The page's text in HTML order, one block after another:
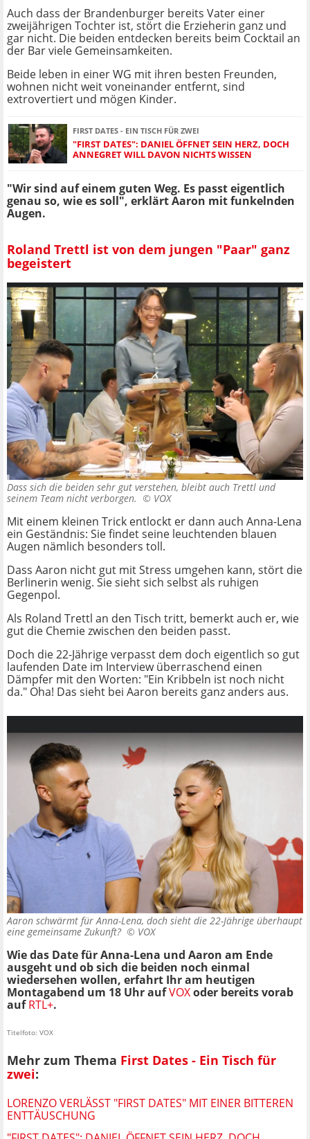
Auch dass der Brandenburger bereits Vater einer
zweijährigen Tochter ist, stört die Erzieherin ganz und
gar nicht. Die beiden entdecken bereits beim Cocktail an
der Bar viele Gemeinsamkeiten.
Beide leben in einer WG mit ihren besten Freunden,
wohnen nicht weit voneinander entfernt, sind
extrovertiert und mögen Kinder.
FIRST DATES - EIN TISCH FÜR ZWEI
"FIRST DATES": DANIEL ÖFFNET SEIN HERZ, DOCH
ANNEGRET WILL DAVON NICHTS WISSEN
"Wir sind auf einem guten Weg. Es passt eigentlich
genau so, wie es soll", erklärt Aaron mit funkelnden
Augen.
Roland Trettl ist von dem jungen "Paar" ganz
begeistert
Dass sich die beiden sehr gut verstehen, bleibt auch Trettl und
seinem Team nicht verborgen. © VOX
Mit einem kleinen Trick entlockt er dann auch Anna-Lena
ein Geständnis: Sie findet seine leuchtenden blauen
Augen nämlich besonders toll.
Dass Aaron nicht gut mit Stress umgehen kann, stört die
Berlinerin wenig. Sie sieht sich selbst als ruhigen
Gegenpol.
Als Roland Trettl an den Tisch tritt, bemerkt auch er, wie
gut die Chemie zwischen den beiden passt.
Doch die 22-Jährige verpasst dem doch eigentlich so gut
laufenden Date im Interview überraschend einen
Dämpfer mit den Worten: "Ein Kribbeln ist noch nicht
da." Oha! Das sieht bei Aaron bereits ganz anders aus.
Aaron schwärmt für Anna-Lena, doch sieht die 22-Jährige überhaupt
eine gemeinsame Zukunft? © VOX
Wie das Date für Anna-Lena und Aaron am Ende
ausgeht und ob sich die beiden noch einmal
wiedersehen wollen, erfahrt Ihr am heutigen
Montagabend um 18 Uhr aufVOXoder bereits vorab
aufRTL+.
Titelfoto: VOX
Mehr zum Thema First Dates - Ein Tisch für
zwei:
LORENZO VERLÄSST "FIRST DATES" MIT EINER BITTEREN
ENTTÄUSCHUNG